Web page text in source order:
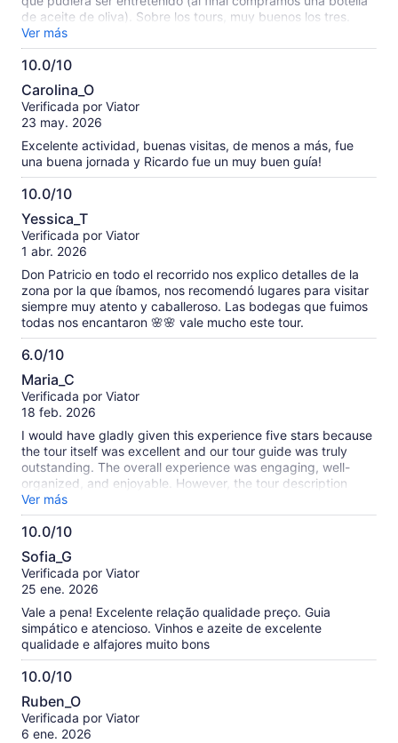
de aceite de oliva). Sobre los tours, muy buenos los tres.
Ricos vinos y muy variados. El almuerzo de cuatro tiempos
casi no lo comimos completo, ya que es harta comida.
Nuestro guía Daniel un 7,0 nada que decir. Excelente
Ver más
10.0/10
10.0
de
10
Carolina_O
Verificada por Viator
23 may. 2026
Excelente actividad, buenas visitas, de menos a más, fue
una buena jornada y Ricardo fue un muy buen guía!
10.0/10
10.0
de
10
Yessica_T
Verificada por Viator
1 abr. 2026
Don Patricio en todo el recorrido nos explico detalles de la
zona por la que íbamos, nos recomendó lugares para visitar
siempre muy atento y caballeroso. Las bodegas que fuimos
todas nos encantaron 🌸🌸 vale mucho este tour.
6.0/10
6.0
de
10
Maria_C
Verificada por Viator
18 feb. 2026
I would have gladly given this experience five stars because
the tour itself was excellent and our tour guide was truly
outstanding. The overall experience was engaging, well-
organized, and enjoyable. However, the tour description
clearly stated that a four-course dinner with wine pairings
was included. Unfortunately, when we arrived, we were
informed that the dinner and wine were presented as an
optional add-on at an additional cost. This was both
confusing and disappointing, especially given that our group
consisted of only nine people—there was no apparent
reason for such a misunderstanding. To make matters worse,
after we raised our concerns about the discrepancy, the
restaurant did not offer an apology or any form of
accommodation to address the misinformation. While the
tour guide and overall tour were wonderful, the lack of clarity
and the handling of the situation at the restaurant
five-star experience.
Ver más
10.0/10
10.0
de
10
Sofia_G
Verificada por Viator
25 ene. 2026
Vale a pena! Excelente relação qualidade preço. Guia
simpático e atencioso. Vinhos e azeite de excelente
qualidade e alfajores muito bons
10.0/10
10.0
de
10
Ruben_O
Verificada por Viator
6 ene. 2026